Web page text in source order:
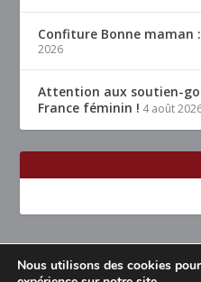
Confiture Bonne maman
2026
Attention aux soutien-
France féminin ! 4 août
Conçu parElegant Themes
Nous utilisons des cookies